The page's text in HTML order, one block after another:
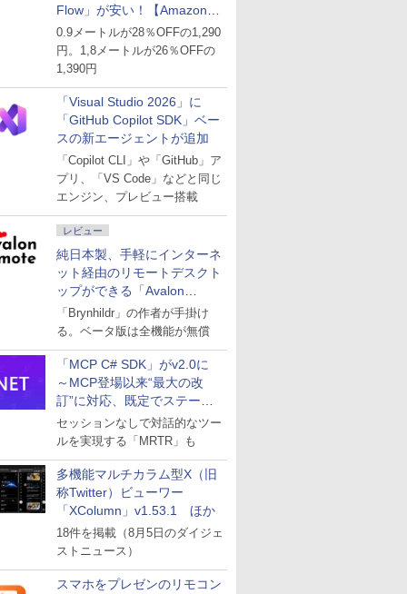
Flow」が安い！【Amazon暮
らし応援サマーSale】
0.9メートルが28％OFFの1,290
円。1,8メートルが26％OFFの
1,390円
「Visual Studio 2026」に
「GitHub Copilot SDK」ベー
スの新エージェントが追加
「Copilot CLI」や「GitHub」ア
プリ、「VS Code」などと同じ
エンジン、プレビュー搭載
レビュー
純日本製、手軽にインターネ
ット経由のリモートデスクト
ップができる「Avalon
remote」
「Brynhildr」の作者が手掛け
る。ベータ版は全機能が無償
「MCP C# SDK」がv2.0に
～MCP登場以来“最大の改
訂”に対応、既定でステート
レスへ
セッションなしで対話的なツー
ルを実現する「MRTR」も
多機能マルチカラム型X（旧
称Twitter）ビューワー
「XColumn」v1.53.1 ほか
18件を掲載（8月5日のダイジェ
ストニュース）
スマホをプレゼンのリモコン